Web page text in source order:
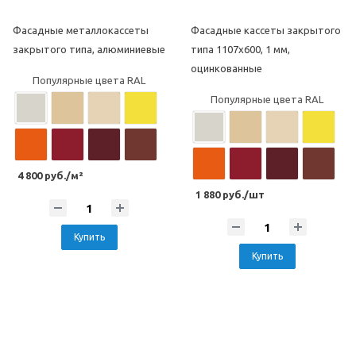
Популярные цвета под камень
Фасадные металлокассеты
закрытого типа, алюминиевые
Популярные цвета RAL
4 800 руб./м²
Купить
Фасадные кассеты закрытого
типа 1107х600, 1 мм,
оцинкованные
Популярные цвета RAL
1 880 руб./шт
Купить